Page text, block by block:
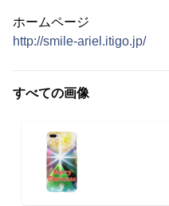
ホームページ
http://smile-ariel.itigo.jp/
すべての画像